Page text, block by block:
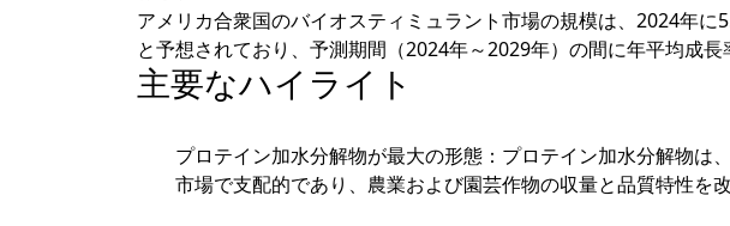
アメリカ合衆国のバイオスティミュラント市場の規模は、2024年
と予想されており、予測期間（2024年～2029年）の間に年平均成長
主要なハイライト
プロテイン加水分解物が最大の形態：プロテイン加水分解物は
市場で支配的であり、農業および園芸作物の収量と品質特性を